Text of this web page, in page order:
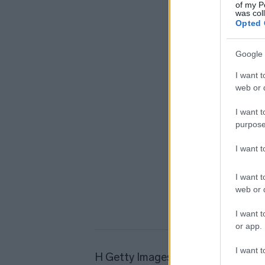
of my
was
Opted
Google
I want
web or
I want
I want
I want
web or
I want
or app.
I want
Η Getty Images απασχολεί